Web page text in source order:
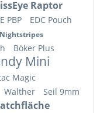
Raptor
PBP
EDC Pouch
Nightstripes
Böker Plus
Mini
Magic
Walther
Seil 9mm